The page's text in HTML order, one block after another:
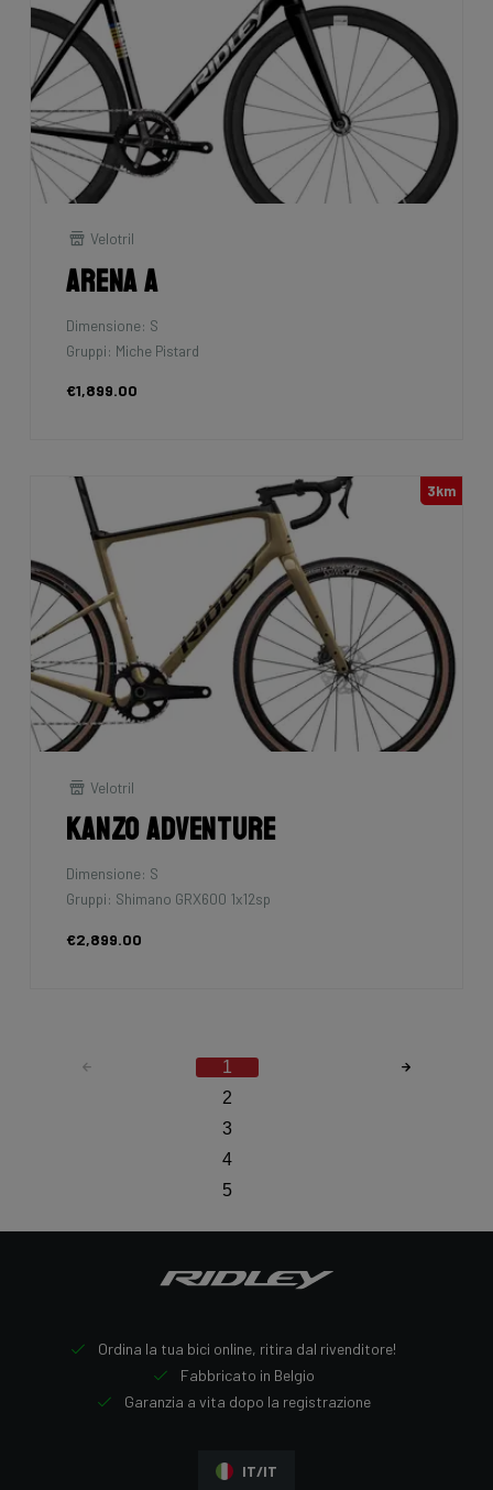
Velotril
Arena A
Dimensione: S
Gruppi: Miche Pistard
€1,899.00
3km
Velotril
Kanzo Adventure
Dimensione: S
Gruppi: Shimano GRX600 1x12sp
€2,899.00
1
2
3
4
5
Ordina la tua bici online, ritira dal rivenditore!
Fabbricato in Belgio
Garanzia a vita dopo la registrazione
IT/IT